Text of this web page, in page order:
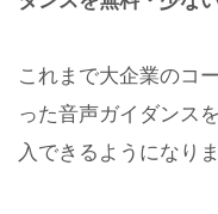
これまで大企業のコ
った音声ガイダンス
入できるようになりま